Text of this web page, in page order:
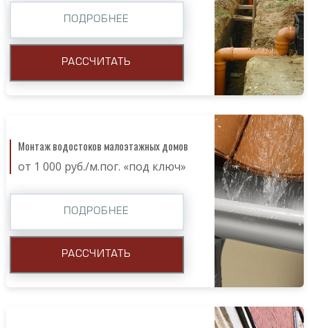
ПОДРОБНЕЕ
РАССЧИТАТЬ
Монтаж водостоков малоэтажных домов
от 1 000 руб./м.пог. «под ключ»
ПОДРОБНЕЕ
РАССЧИТАТЬ